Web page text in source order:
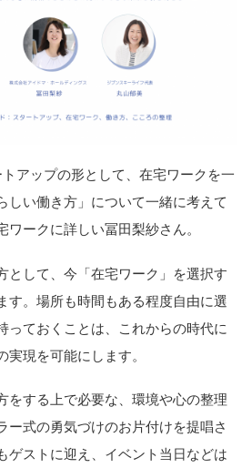
アップの形として、在宅ワークを一
しい働き方」について一緒に考えて
ワークに詳しい冨田梨紗さん。
として、今「在宅ワーク」を選択す
す。場所も時間もある程度自由に選
っておくことは、これからの時代に
現を可能にします。
をする上で必要な、環境や心の整理
ー式の勇気づけのお片付けを提唱さ
ゲストに迎え、イベント当日などは